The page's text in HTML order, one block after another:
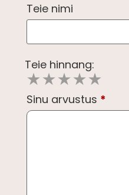
Teie nimi
Teie hinnang:
★ ★ ★ ★ ★
Sinu arvustus *